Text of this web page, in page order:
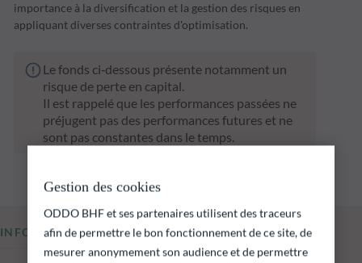
importance à la diversification et la gestion des risques en
appliquant diverses contraintes d'optimisation.
Le fonds ci‑dessous présente notamment un
risque de perte en capital.
Il est rappelé que les performances passées ne
préjugent pas des performances futures et ne
sont pas constantes dans le temps.
INFORMATIONS CLÉS
Gestion des cookies
ODDO BHF et ses partenaires utilisent des traceurs
afin de permettre le bon fonctionnement de ce site, de
mesurer anonymement son audience et de permettre